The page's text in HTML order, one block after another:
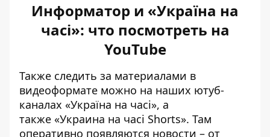
Информатор и «Україна на
часі»: что посмотреть на
YouTube
Также следить за материалами в
видеоформате можно на наших ютуб-
каналах «Україна на часі», а
также «Украина на часі Shorts». Там
оперативно появляются новости – от